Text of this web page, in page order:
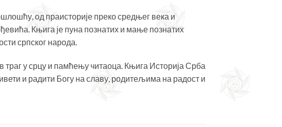
од праисторије преко средњег века и
Књига је пуна познатих и мање познатих
српског народа.
у срцу и памћењу читаоца. Књига Историја Срба
и радити Богу на славу, родитељима на радост и